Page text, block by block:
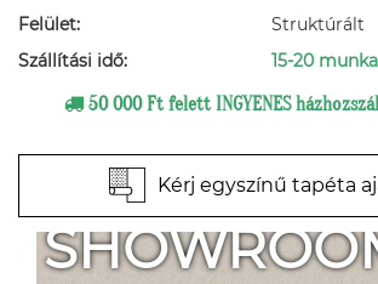
Felület:
Struktúrált
Szállítási idő:
15-20
50 000 Ft felett INGYENES
Kérj egyszínű tapéta